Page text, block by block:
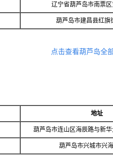
辽宁省葫芦岛市南票
葫芦岛市建昌县红旗
点击查看葫芦岛全
地址
葫芦岛市连山区海辰路与新
葫芦岛市兴城市兴